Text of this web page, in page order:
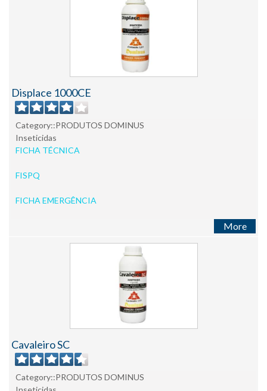
Displace 1000CE
Category::PRODUTOS DOMINUS
Inseticidas
FICHA TÉCNICA
FISPQ
FICHA EMERGÊNCIA
More
Cavaleiro SC
Category::PRODUTOS DOMINUS